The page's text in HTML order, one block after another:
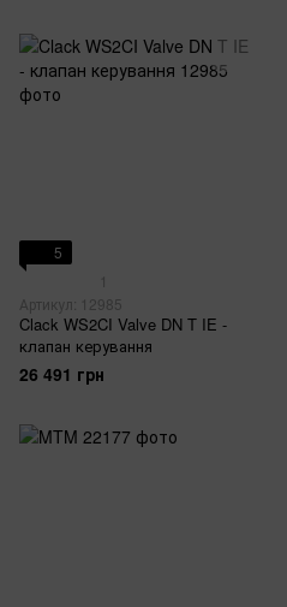
5
1
Артикул: 12985
Clack WS2CI Valve DN T IE -
клапан керування
26 491 грн